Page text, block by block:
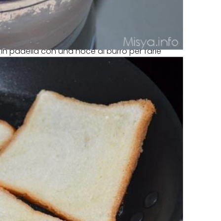
padella con una noce di burro per farle